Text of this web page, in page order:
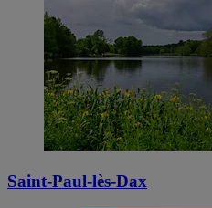
Saint-Paul-lès-Dax